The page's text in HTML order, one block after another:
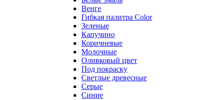
Венге
Гибкая палитра Color
Зеленые
Капучино
Коричневые
Молочные
Оливковый цвет
Под покраску
Светлые древесные
Серые
Синие